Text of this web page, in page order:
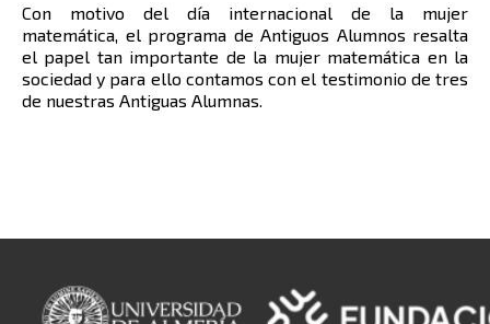
Con motivo del día internacional de la mujer
matemática, el programa de Antiguos Alumnos resalta
el papel tan importante de la mujer matemática en la
sociedad y para ello contamos con el testimonio de tres
de nuestras Antiguas Alumnas.